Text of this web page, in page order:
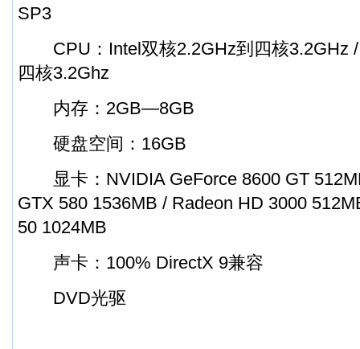
SP3
CPU：Intel双核2.2GHz到四核3.2GHz /
四核3.2Ghz
内存：2GB—8GB
硬盘空间：16GB
显卡：NVIDIA GeForce 8600 GT
GTX 580 1536MB / Radeon HD 3000
50 1024MB
声卡：100% DirectX 9兼容
DVD光驱